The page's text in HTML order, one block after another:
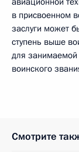
в присвоенном
заслуги может
ступень выше
для
воинского
Смотрите